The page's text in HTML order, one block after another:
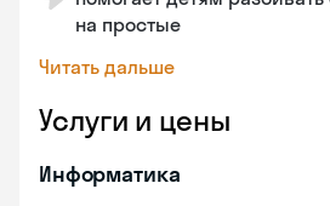
на простые
Читать дальше
Услуги и цены
Информатика